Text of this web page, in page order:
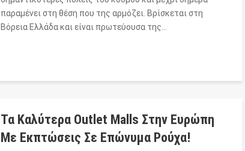
παραμένει στη θέση που της αρμόζει. Βρίσκεται στη
Βόρεια Ελλάδα και είναι πρωτεύουσα της…
Τα Καλύτερα Outlet Malls Στην Ευρώπη
Με Εκπτώσεις Σε Επώνυμα Ρούχα!